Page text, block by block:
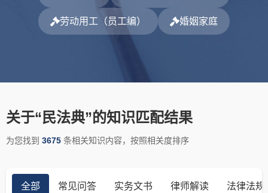
劳动用工（员工编） 婚姻家庭
关于“民法典”的知识匹配结果
为您找到 3675 条相关知识内容，按照相关度排序
全部 常见问答 实务文书 律师解读 法律法规